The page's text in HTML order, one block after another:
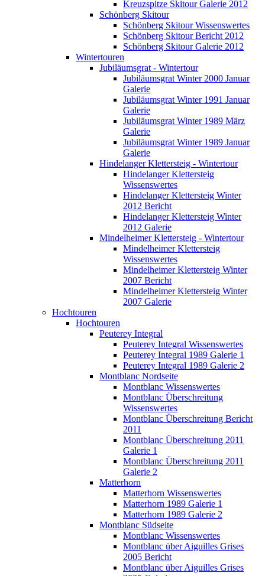
Kreuzspitze Skitour Galerie 2012
Schönberg Skitour
Schönberg Skitour Wissenswertes
Schönberg Skitour Bericht 2012
Schönberg Skitour Galerie 2012
Wintertouren
Jubiläumsgrat - Wintertour
Jubiläumsgrat Winter 2000 Januar
Galerie
Jubiläumsgrat Winter 1991 Januar
Galerie
Jubiläumsgrat Winter 1989 März
Galerie
Jubiläumsgrat Winter 1989 Januar
Galerie
Hindelanger Klettersteig - Wintertour
Hindelanger Klettersteig
Wissenswertes
Hindelanger Klettersteig Winter
2012 Bericht
Hindelanger Klettersteig Winter
2012 Galerie
Mindelheimer Klettersteig - Wintertour
Mindelheimer Klettersteig
Wissenswertes
Mindelheimer Klettersteig Winter
2007 Bericht
Mindelheimer Klettersteig Winter
2007 Galerie
Hochtouren
Hochtouren
Peuterey Integral
Peuterey Integral Wissenswertes
Peuterey Integral 1989 Galerie 1
Peuterey Integral 1989 Galerie 2
Montblanc Nordseite
Montblanc Wissenswertes
Montblanc Überschreitung
Wissenswertes
Montblanc Überschreitung Bericht
2011
Montblanc Überschreitung 2011
Galerie 1
Montblanc Überschreitung 2011
Galerie 2
Matterhorn
Matterhorn Wissenswertes
Matterhorn 1989 Galerie 1
Matterhorn 1989 Galerie 2
Montblanc Südseite
Montblanc Wissenswertes
Montblanc über Aiguilles Grises
2005 Bericht
Montblanc über Aiguilles Grises